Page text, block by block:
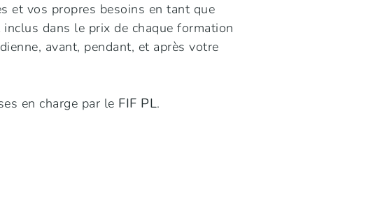
et vos propres besoins en tant que
dans le prix de chaque formation
avant, pendant, et après votre
en charge par le FIF PL.